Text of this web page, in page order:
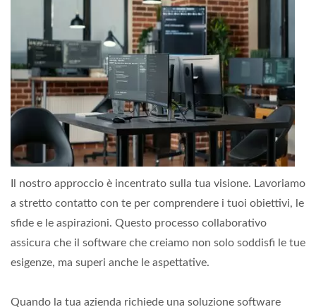
Il nostro approccio è incentrato sulla tua visione. Lavoriamo
a stretto contatto con te per comprendere i tuoi obiettivi, le
sfide e le aspirazioni. Questo processo collaborativo
assicura che il software che creiamo non solo soddisfi le tue
esigenze, ma superi anche le aspettative.
Quando la tua azienda richiede una soluzione software